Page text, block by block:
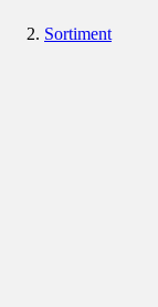
Sortiment